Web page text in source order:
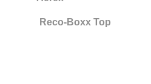
Reco-Boxx Top